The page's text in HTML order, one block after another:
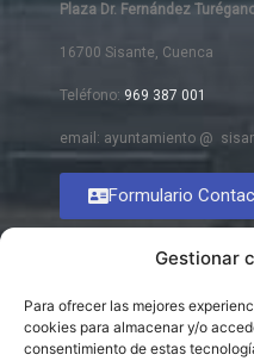
Gestionar
Para ofrecer las mejores
cookies para almacenar y/o
consentimiento de estas
Plaza Dr. Fernández
16700 Sisante, Cuenca
Teléfono: 969 387 001
email: ayuntamiento @
Formulario